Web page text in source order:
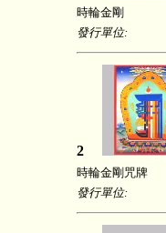
時輪金剛
發行單位:
2
時輪金剛咒牌
發行單位: